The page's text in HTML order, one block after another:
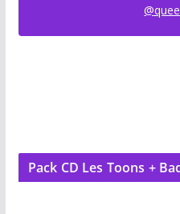
Pack CD Les Toons +